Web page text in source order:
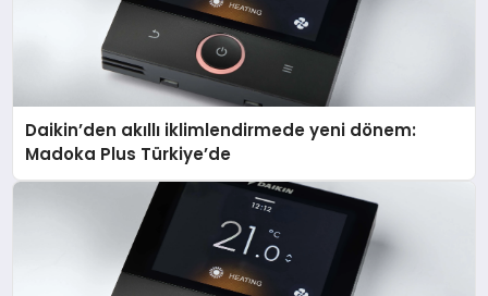
Daikin’den akıllı iklimlendirmede yeni dönem:
Madoka Plus Türkiye’de